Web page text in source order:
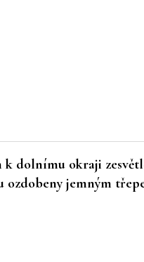
k dolnímu okraji
ozdobeny jemným